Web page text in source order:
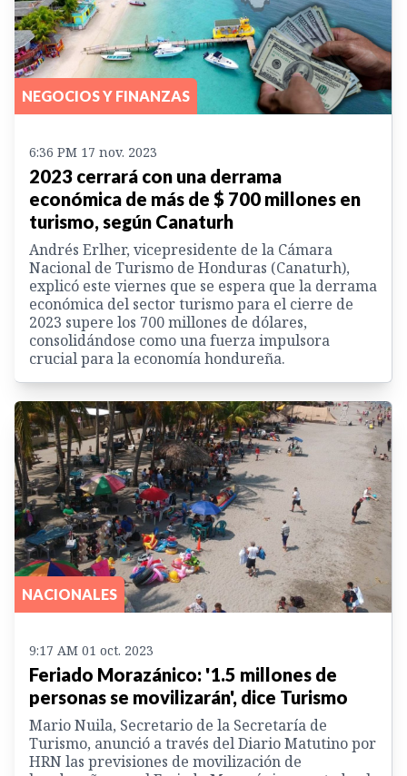
NEGOCIOS Y FINANZAS
6:36 PM 17 nov. 2023
2023 cerrará con una derrama
económica de más de $ 700 millones en
turismo, según Canaturh
Andrés Erlher, vicepresidente de la Cámara
Nacional de Turismo de Honduras (Canaturh),
explicó este viernes que se espera que la derrama
económica del sector turismo para el cierre de
2023 supere los 700 millones de dólares,
consolidándose como una fuerza impulsora
crucial para la economía hondureña.
NACIONALES
9:17 AM 01 oct. 2023
Feriado Morazánico: '1.5 millones de
personas se movilizarán', dice Turismo
Mario Nuila, Secretario de la Secretaría de
Turismo, anunció a través del Diario Matutino por
HRN las previsiones de movilización de